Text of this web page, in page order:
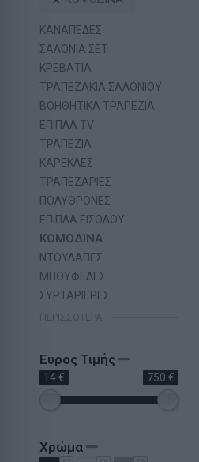
ΚΑΝΑΠΕΔΕΣ
ΣΑΛΟΝΙΑ ΣΕΤ
ΚΡΕΒΑΤΙΑ
ΤΡΑΠΕΖΑΚΙΑ ΣΑΛΟΝΙΟΥ
ΒΟΗΘΗΤΙΚΑ ΤΡΑΠΕΖΙΑ
ΕΠΙΠΛΑ TV
ΤΡΑΠΕΖΙΑ
ΚΑΡΕΚΛΕΣ
ΤΡΑΠΕΖΑΡΙΕΣ
ΠΟΛΥΘΡΟΝΕΣ
ΕΠΙΠΛΑ ΕΙΣΟΔΟΥ
ΚΟΜΟΔΙΝΑ
ΝΤΟΥΛΑΠΕΣ
ΜΠΟΥΦΕΔΕΣ
ΣΥΡΤΑΡΙΕΡΕΣ
Ευρος Τιμής
14 € 750 €
Χρώμα